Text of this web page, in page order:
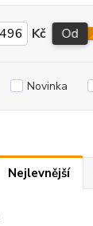
Kč Od
Novinka
Nejlevnější